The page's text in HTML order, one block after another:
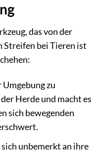
das von der
Streifen bei Tieren ist
zu
Herde und macht es
sich bewegenden
unbemerkt an ihre